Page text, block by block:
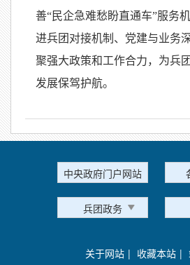
善“民企急难愁盼直通车”服务
进兵团对接机制、党建与业务
聚强大政策和工作合力，为兵
发展保驾护航。
中央政府门户网站
兵团政务
关于网站 | 收藏本站 |